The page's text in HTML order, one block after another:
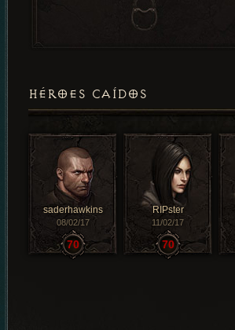
HÉROES CAÍDOS
saderhawkins
08/02/17
70
RIPster
11/02/17
70